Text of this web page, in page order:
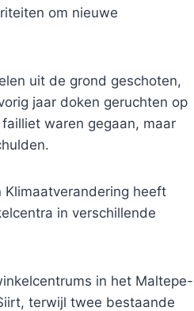
om nieuwe
uit de grond geschoten,
jaar doken geruchten op
waren gegaan, maar
Klimaatverandering heeft
in verschillende
in het Maltepe-
terwijl twee bestaande